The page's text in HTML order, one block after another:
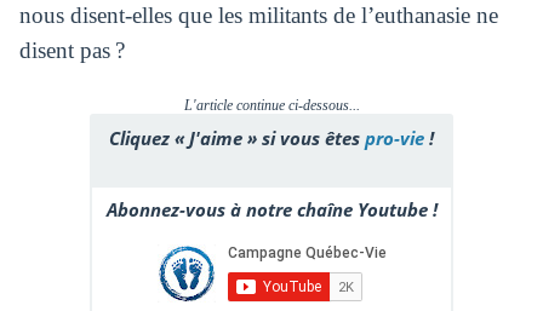
nous disent-elles que les militants de l’euthanasie ne
disent pas ?
L'article continue ci-dessous...
Cliquez « J'aime » si vous êtes pro-vie !
Abonnez-vous à notre chaîne Youtube !